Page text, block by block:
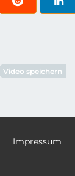
Video speichern
Impressum